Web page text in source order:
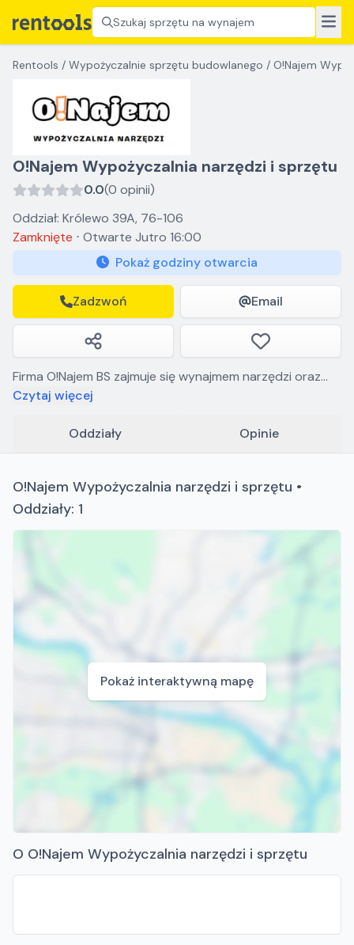
Szukaj sprzętu na wynajem
Rentools / Wypożyczalnie sprzętu budowlanego / O!Najem
O!Najem Wypożyczalnia narzędzi i sprzętu
0.0(0 opinii)
Oddział: Królewo 39A, 76-106
Zamknięte ⋅ Otwarte Jutro 16:00
Pokaż godziny otwarcia
Zadzwoń Email
Firma O!Najem BS zajmuje się wynajmem narzędzi oraz
sprzętu dla leśnictwa.
Czytaj więcej
Oddziały Opinie
O!Najem Wypożyczalnia narzędzi i sprzętu •
Oddziały: 1
Pokaż interaktywną mapę
O O!Najem Wypożyczalnia narzędzi i sprzętu